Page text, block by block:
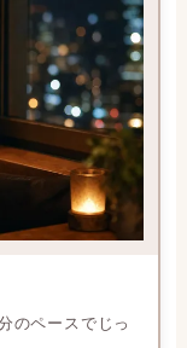
のペースでじっ